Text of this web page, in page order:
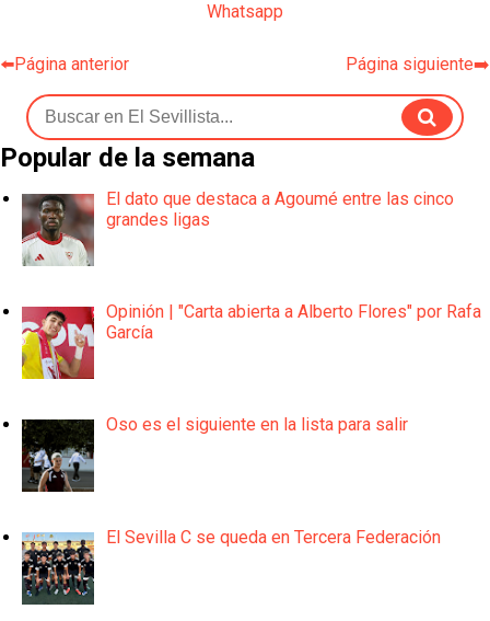
Whatsapp
⬅️Página anterior Página siguiente➡️
Popular de la semana
El dato que destaca a Agoumé entre las cinco
grandes ligas
Opinión | "Carta abierta a Alberto Flores" por Rafa
García
Oso es el siguiente en la lista para salir
El Sevilla C se queda en Tercera Federación